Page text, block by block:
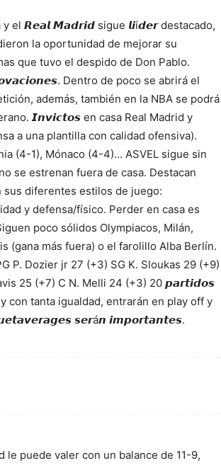
el 𝙍𝙚𝙖𝙡 𝙈𝙖𝙙𝙧𝙞𝙙 sigue 𝙡𝙞í𝙙𝙚𝙧 destacado,
la oportunidad de mejorar su
que tuvo el despido de Don Pablo.
Dentro de poco se abrirá el
además, también en la NBA se podrá
𝙄𝙣𝙫𝙞𝙘𝙩𝙤𝙨 en casa Real Madrid y
a una plantilla con calidad ofensiva).
(4-1), Mónaco (4-4)… ASVEL sigue sin
se estrenan fuera de casa. Destacan
sus diferentes estilos de juego:
y defensa/físico. Perder en casa es
poco sólidos Olympiacos, Milán,
(gana más fuera) o el farolillo Alba Berlín.
P. Dozier jr 27 (+3) SG K. Sloukas 29 (+9)
25 (+7) C N. Melli 24 (+3) 20 𝙥𝙖𝙧𝙩𝙞𝙙𝙤𝙨
tanta igualdad, entrarán en play off y
𝙨𝙚𝙧á𝙣 𝙞𝙢𝙥𝙤𝙧𝙩𝙖𝙣𝙩𝙚𝙨.
le puede valer con un balance de 11-9,